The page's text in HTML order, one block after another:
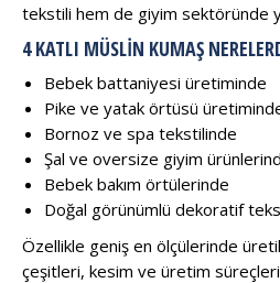
tekstili hem de giyim sektöründe
4 KATLI MÜSLIN KUMAŞ
Bebek battaniyesi üretiminde
Pike ve yatak örtüsü
Bornoz ve spa tekstilinde
Şal ve oversize giyim
Bebek bakım örtülerinde
Doğal görünümlü dekoratif
Özellikle geniş en ölçülerinde
çeşitleri, kesim ve üretim